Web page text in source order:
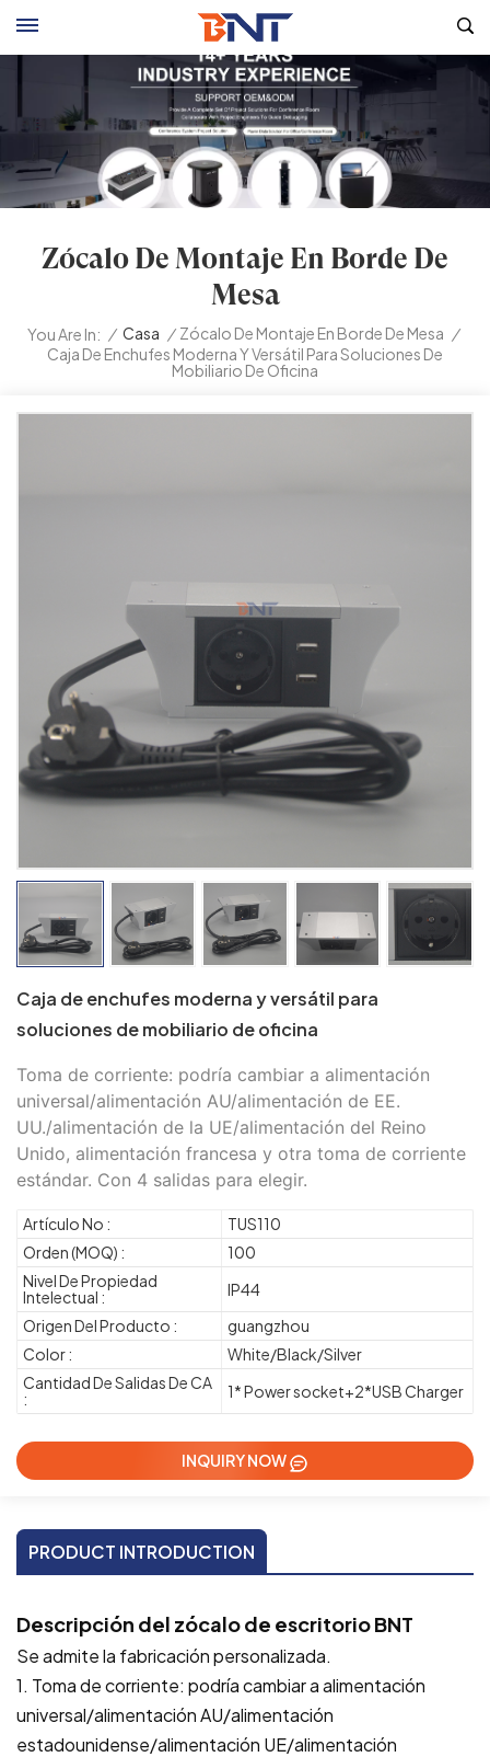
Zócalo De Montaje En Borde De
Mesa
You Are In: / Casa / Zócalo De Montaje En Borde De Mesa /
Caja De Enchufes Moderna Y Versátil Para Soluciones De
Mobiliario De Oficina
Caja de enchufes moderna y versátil para
soluciones de mobiliario de oficina
Toma de corriente: podría cambiar a alimentación
universal/alimentación AU/alimentación de EE.
UU./alimentación de la UE/alimentación del Reino
Unido, alimentación francesa y otra toma de corriente
estándar. Con 4 salidas para elegir.
Artículo No :
TUS110
Orden (MOQ) :
100
Nivel De Propiedad
Intelectual :
IP44
Origen Del Producto :
guangzhou
Color :
White/Black/Silver
Cantidad De Salidas De CA
:
1* Power socket+2*USB Charger
INQUIRY NOW
PRODUCT INTRODUCTION
Descripción del zócalo de escritorio BNT
Se admite la fabricación personalizada.
1. Toma de corriente: podría cambiar a alimentación
universal/alimentación AU/alimentación
estadounidense/alimentación UE/alimentación